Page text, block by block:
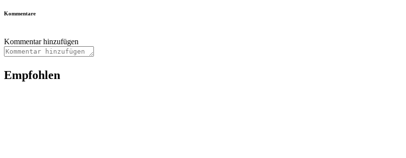
Kommentare
Kommentar hinzufügen
Empfohlen